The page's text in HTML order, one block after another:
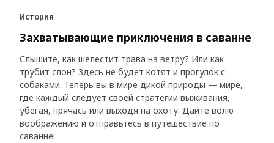
История
Захватывающие приключения в саванне
Слышите, как шелестит трава на ветру? Или как
трубит слон? Здесь не будет котят и прогулок с
собаками. Теперь вы в мире дикой природы — мире,
где каждый следует своей стратегии выживания,
убегая, прячась или выходя на охоту. Дайте волю
воображению и отправьтесь в путешествие по
саванне!